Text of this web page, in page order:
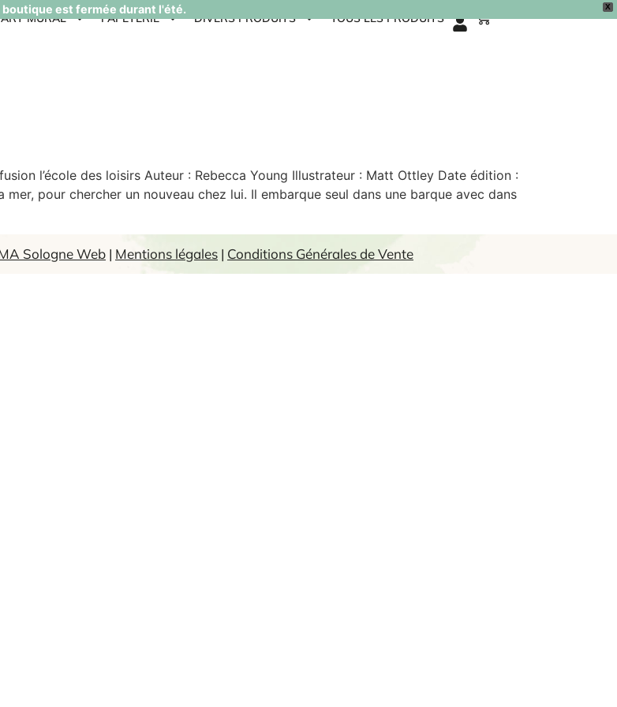
X
boutique est fermée durant l'été.
ART MURAL PAPETERIE DIVERS PRODUITS TOUS LES PRODUITS
l’école des loisirs Auteur : Rebecca Young Illustrateur : Matt Ottley Date édition :
pour chercher un nouveau chez lui. Il embarque seul dans une barque avec dans
Sologne Web | Mentions légales | Conditions Générales de Vente